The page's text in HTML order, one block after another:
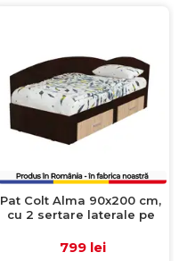
Pat Colt Alma 90x200 cm,
cu 2 sertare laterale pe
sonoma inchis + sonoma
799 lei